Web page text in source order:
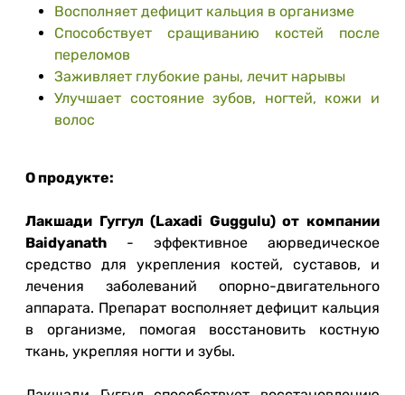
Восполняет дефицит кальция в организме
Способствует сращиванию костей после
переломов
Заживляет глубокие раны, лечит нарывы
Улучшает состояние зубов, ногтей, кожи и
волос
О продукте:
Лакшади Гуггул (Laxadi Guggulu) от компании
Baidyanath - эффективное аюрведическое
средство для укрепления костей, суставов, и
лечения заболеваний опорно-двигательного
аппарата. Препарат восполняет дефицит кальция
в организме, помогая восстановить костную
ткань, укрепляя ногти и зубы.